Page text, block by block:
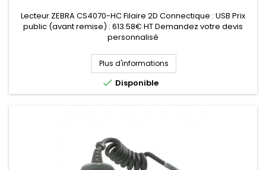
Lecteur ZEBRA CS4070-HC Filaire 2D Connectique : USB Prix
public (avant remise) : 613.58€ HT Demandez votre devis
personnalisé
Plus d'informations
 Disponible